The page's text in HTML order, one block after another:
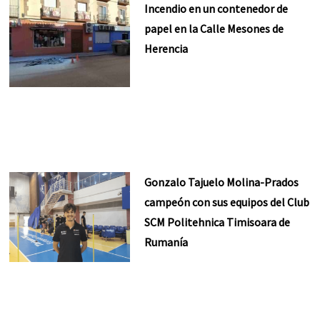
Incendio en un contenedor de
papel en la Calle Mesones de
Herencia
Gonzalo Tajuelo Molina-Prados
campeón con sus equipos del Club
SCM Politehnica Timisoara de
Rumanía